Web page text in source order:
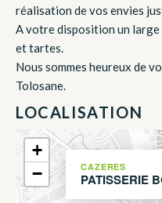
réalisation de vos envies
A votre disposition un
et tartes.
Nous sommes heureux de
Tolosane.
LOCALISATION
CAZERES
PATISSERIE
+
−